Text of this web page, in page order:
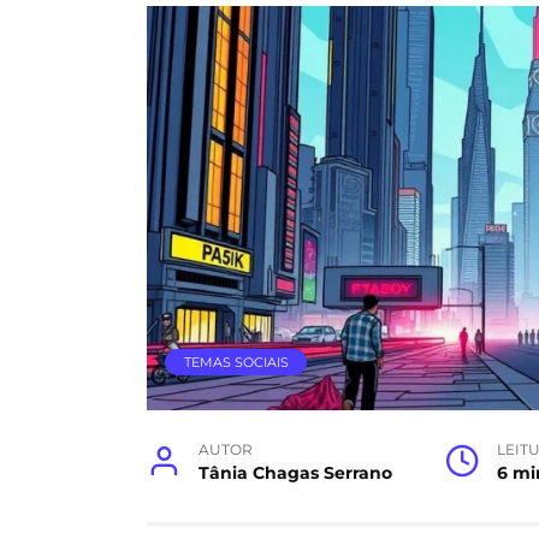
TEMAS SOCIAIS
AUTOR
Tânia Chagas Serrano 6